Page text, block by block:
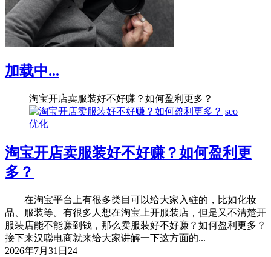
加载中...
淘宝开店卖服装好不好赚？如何盈利更多？
seo
优化
淘宝开店卖服装好不好赚？如何盈利更
多？
在淘宝平台上有很多类目可以给大家入驻的，比如化妆
品、服装等。有很多人想在淘宝上开服装店，但是又不清楚开
服装店能不能赚到钱，那么卖服装好不好赚？如何盈利更多？
接下来汉聪电商就来给大家讲解一下这方面的...
2026年7月31日 24